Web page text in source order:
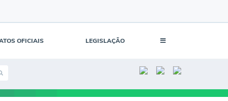
OFICIAIS LEGISLAÇÃO